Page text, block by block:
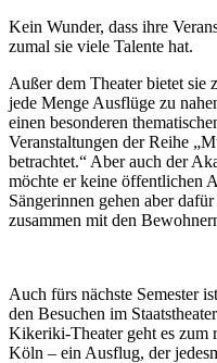
Kein Wunder, dass ihre
zumal sie viele Talente hat.
Außer dem Theater bietet sie
jede Menge Ausflüge zu
einen besonderen
Veranstaltungen der Reihe
betrachtet.“ Aber auch der
möchte er keine öffentlichen
Sängerinnen gehen aber
zusammen mit den
Auch fürs nächste Semester
den Besuchen im
Kikeriki-Theater geht es zum
Köln – ein Ausflug, der